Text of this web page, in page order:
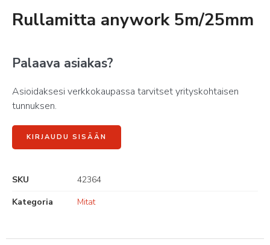
Rullamitta anywork 5m/25mm
Palaava asiakas?
Asioidaksesi verkkokaupassa tarvitset yrityskohtaisen
tunnuksen.
KIRJAUDU SISÄÄN
SKU
42364
Kategoria
Mitat